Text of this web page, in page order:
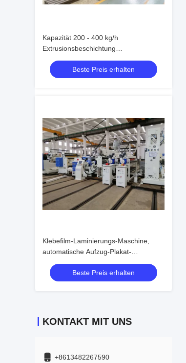
Kapazität 200 - 400 kg/h
Extrusionsbeschichtung
Laminationsmaschine Max.
Beschichtungsgeschwindigkeit 200
M/Min
Beste Preis erhalten
Klebefilm-Laminierungs-Maschine,
automatische Aufzug-Plakat-
Laminierungs-Maschine
Beste Preis erhalten
KONTAKT MIT UNS
+8613482267590